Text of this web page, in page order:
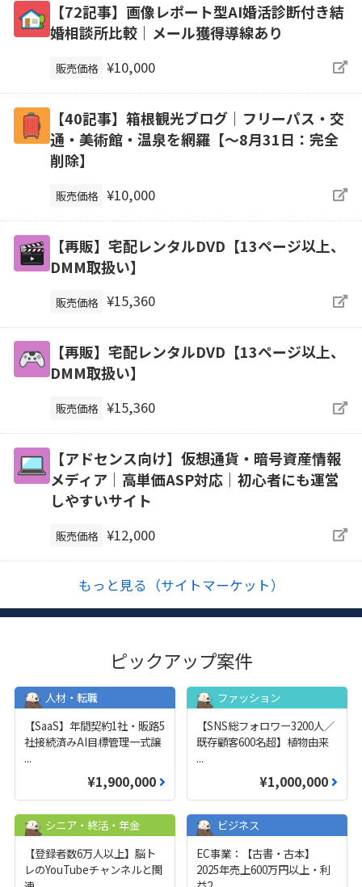
【72記事】画像レポート型AI婚活診断付き結
婚相談所比較｜メール獲得導線あり
販売価格 ¥10,000
【40記事】箱根観光ブログ｜フリーパス・交
通・美術館・温泉を網羅【～8月31日：完全
削除】
販売価格 ¥10,000
【再販】宅配レンタルDVD【13ページ以上、
DMM取扱い】
販売価格 ¥15,360
【再販】宅配レンタルDVD【13ページ以上、
DMM取扱い】
販売価格 ¥15,360
【アドセンス向け】仮想通貨・暗号資産情報
メディア｜高単価ASP対応｜初心者にも運営
しやすいサイト
販売価格 ¥12,000
もっと見る（サイトマーケット）
ピックアップ案件
人材・転職
【SaaS】年間契約1社・販路5
社接続済みAI目標管理一式譲
...
¥1,900,000
ファッション
【SNS総フォロワー3200人／
既存顧客600名超】植物由来
...
¥1,000,000
シニア・終活・年金
【登録者数6万人以上】脳ト
レのYouTubeチャンネルと関
ビジネス
EC事業：【古書・古本】
2025年売上600万円以上・利